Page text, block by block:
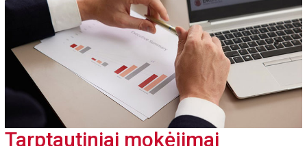
Tarptautiniai mokėjimai